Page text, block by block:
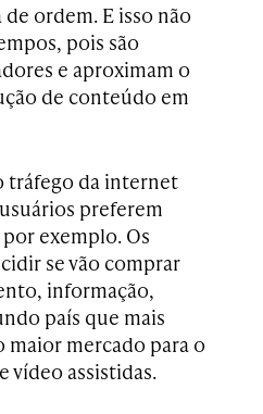
ordem. E isso não
pois são
e aproximam o
de conteúdo em
tráfego da internet
preferem
exemplo. Os
se vão comprar
informação,
país que mais
maior mercado para o
vídeo assistidas.